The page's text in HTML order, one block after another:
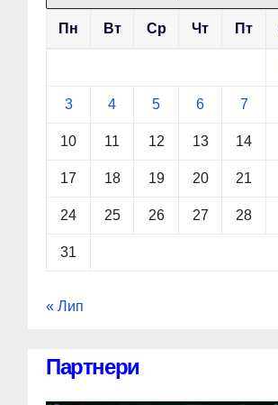
Пн Вт Ср Чт Пт
3 4 5 6 7
10 11 12 13 14
17 18 19 20 21
24 25 26 27 28
31
« Лип
Партнери